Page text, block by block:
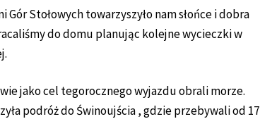
Gór Stołowych towarzyszyło nam słońce i dobra
do domu planując kolejne wycieczki w
jako cel tegorocznego wyjazdu obrali morze.
podróż do Świnoujścia , gdzie przebywali od 17